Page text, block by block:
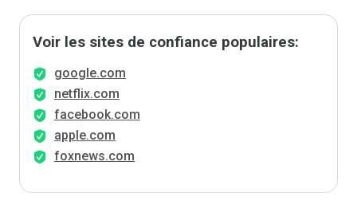
Voir les sites de confiance populaires:
google.com
netflix.com
facebook.com
apple.com
foxnews.com